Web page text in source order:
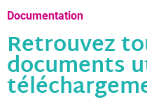
Documentation
Retrouvez
documents